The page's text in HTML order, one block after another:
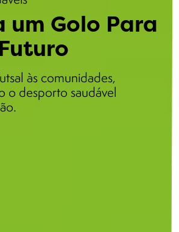
um Golo Para
às comunidades,
o desporto saudável